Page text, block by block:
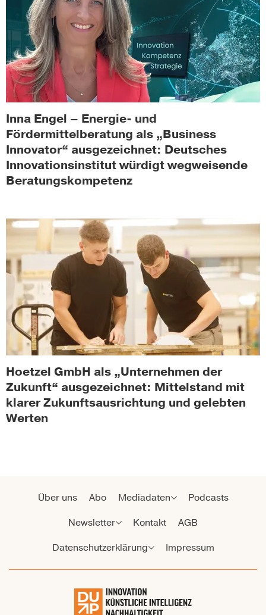
Inna Engel – Energie- und
Fördermittelberatung als „Business
Innovator“ ausgezeichnet: Deutsches
Innovationsinstitut würdigt wegweisende
Beratungskompetenz
Hoetzel GmbH als „Unternehmen der
Zukunft“ ausgezeichnet: Mittelstand mit
klarer Zukunftsausrichtung und gelebten
Werten
Über uns Abo Mediadaten
Podcasts
Newsletter
Kontakt
AGB
Datenschutzerklärung
Impressum